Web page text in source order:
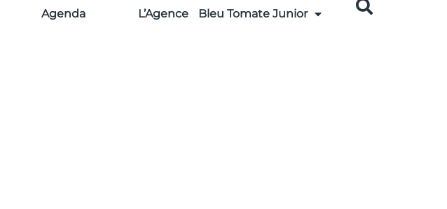
Agenda L’Agence Bleu Tomate Junior